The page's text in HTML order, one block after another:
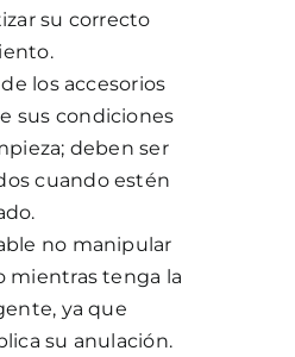
su correcto
los accesorios
sus condiciones
deben ser
cuando estén
no manipular
mientras tenga la
ya que
su anulación.